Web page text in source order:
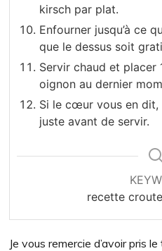
kirsch par plat.
Enfourner jusqu’à ce
que le dessus soit
Servir chaud et placer
oignon au dernier
Si le cœur vous en
juste avant de servir.
recette
Je vous remercie d’avoir pris